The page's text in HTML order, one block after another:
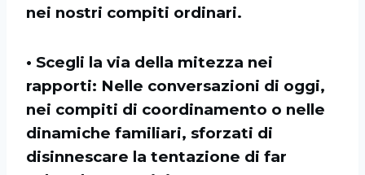
nei nostri compiti ordinari.
• Scegli la via della mitezza nei
rapporti: Nelle conversazioni di oggi,
nei compiti di coordinamento o nelle
dinamiche familiari, sforzati di
disinnescare la tentazione di far